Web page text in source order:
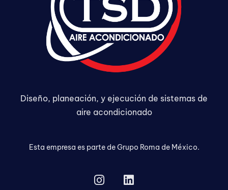
Diseño, planeación, y ejecución de sistemas de
aire acondicionado
Esta empresa es parte de Grupo Roma de México.